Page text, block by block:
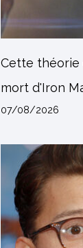
Cette théorie
mort d'Iron
07/08/2026